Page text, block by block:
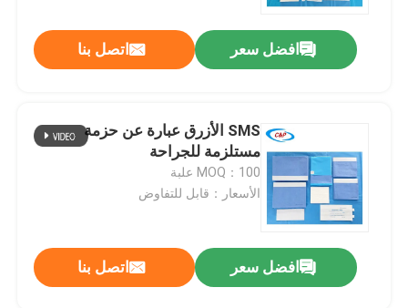
افضل سعر اتصل بنا
SMS الأزرق عبارة عن حزمة
مستلزمة للجراحة
MOQ：100 علبة
الأسعار：قابل للتفاوض
افضل سعر اتصل بنا